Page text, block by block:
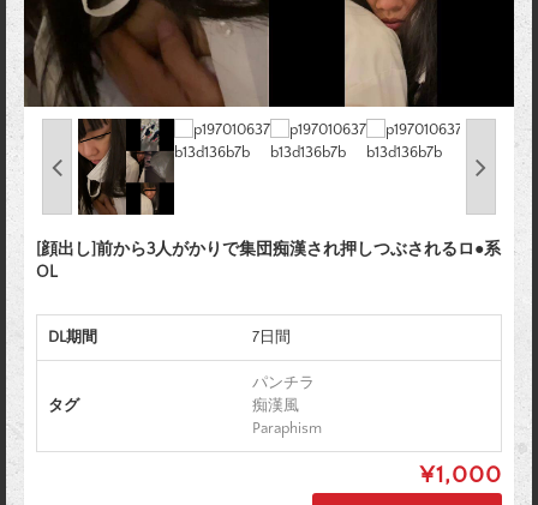
[顔出し]前から3人がかりで集団痴漢され押しつぶされるロ●系
OL
DL期間 7日間
タグ
パンチラ
痴漢風
Paraphism
¥1,000